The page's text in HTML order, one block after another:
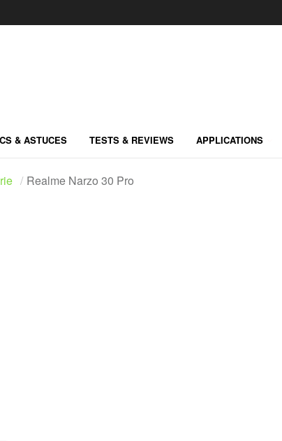
& ASTUCES TESTS & REVIEWS APPLICATIONS
Realme Narzo 30 Pro